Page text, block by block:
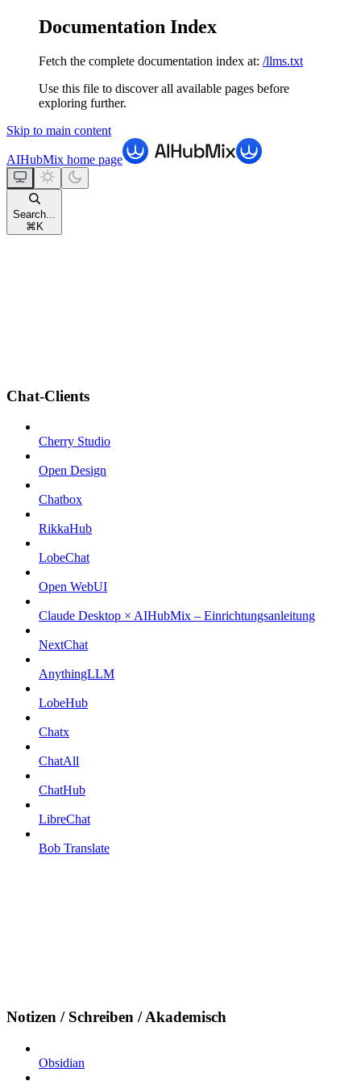
Documentation Index
Fetch the complete documentation index at: /llms.txt
Use this file to discover all available pages before
exploring further.
Skip to main content
AIHubMix home page
Search...
⌘ K
Chat-Clients
Cherry Studio
Open Design
Chatbox
RikkaHub
LobeChat
Open WebUI
Claude Desktop × AIHubMix – Einrichtungsanleitung
NextChat
AnythingLLM
LobeHub
Chatx
ChatAll
ChatHub
LibreChat
Bob Translate
Notizen / Schreiben / Akademisch
Obsidian